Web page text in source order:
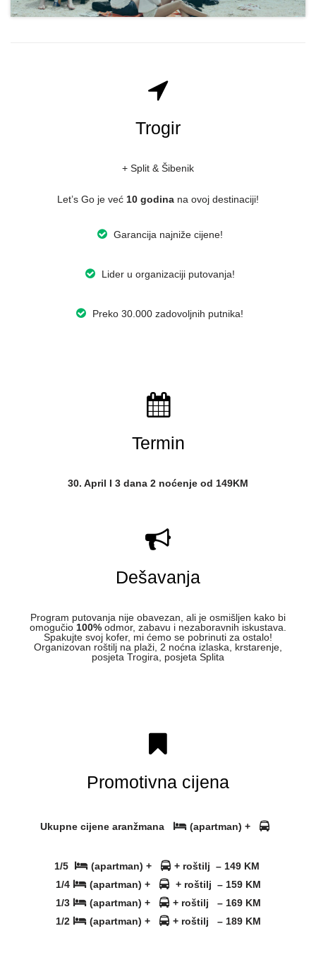
Trogir
+ Split & Šibenik
Let’s Go je već 10 godina na ovoj destinaciji!
Garancija najniže cijene!
Lider u organizaciji putovanja!
Preko 30.000 zadovoljnih putnika!
Termin
30. April I 3 dana 2 noćenje od 149KM
Dešavanja
Program putovanja nije obavezan, ali je osmišljen kako bi
omogučio 100% odmor, zabavu i nezaboravnih iskustava.
Spakujte svoj kofer, mi ćemo se pobrinuti za ostalo!
Organizovan roštilj na plaži, 2 noćna izlaska, krstarenje,
posjeta Trogira, posjeta Splita
Promotivna cijena
Ukupne cijene aranžmana (apartman) +
1/5 (apartman) +
+ roštilj – 149 KM
1/4
(apartman) +
+ roštilj – 159 KM
1/3
(apartman) +
+ roštilj – 169 KM
1/2
(apartman) + + roštilj – 189 KM